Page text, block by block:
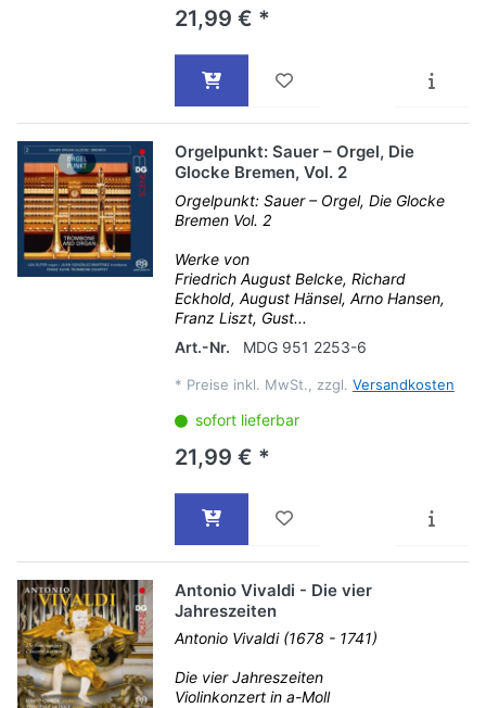
21,99 € *
Orgelpunkt: Sauer – Orgel, Die
Glocke Bremen, Vol. 2
Orgelpunkt: Sauer – Orgel, Die Glocke
Bremen Vol. 2
Werke von
Friedrich August Belcke, Richard
Eckhold, August Hänsel, Arno Hansen,
Franz Liszt, Gust...
Art.-Nr.
MDG 951 2253-6
* Preise inkl. MwSt., zzgl. Versandkosten
sofort lieferbar
21,99 € *
Antonio Vivaldi - Die vier
Jahreszeiten
Antonio Vivaldi (1678 - 1741)
Die vier Jahreszeiten
Violinkonzert in a-Moll